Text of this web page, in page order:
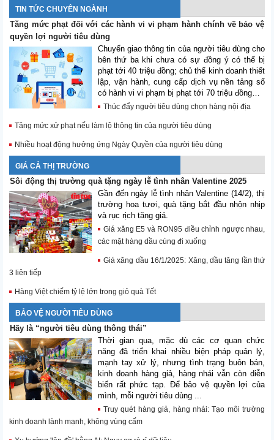
TIN TỨC CHUYÊN NGÀNH
Tăng mức phạt đối với các hành vi vi phạm hành chính về bảo vệ
quyền lợi người tiêu dùng
Chuyển giao thông tin của người tiêu dùng cho
bên thứ ba khi chưa có sự đồng ý có thể bị
phạt tới 40 triệu đồng; chủ thể kinh doanh thiết
lập, vận hành, cung cấp dịch vụ nền tảng số
có hành vi vi phạm bị phạt tới 70 triệu đồng…
Thúc đẩy người tiêu dùng chọn hàng nội địa
Tăng mức xử phạt nếu làm lộ thông tin của người tiêu dùng
Nhiều hoạt động hưởng ứng Ngày Quyền của người tiêu dùng
GIÁ CẢ THỊ TRƯỜNG
Sôi động thị trường quà tặng ngày lễ tình nhân Valentine 2025
Gần đến ngày lễ tình nhân Valentine (14/2), thị
trường hoa tươi, quà tặng bắt đầu nhộn nhịp
và rục rịch tăng giá.
Giá xăng E5 và RON95 điều chỉnh ngược nhau,
các mặt hàng dầu cùng đi xuống
Giá xăng dầu 16/1/2025: Xăng, dầu tăng lần thứ
3 liên tiếp
Hàng Việt chiếm tỷ lệ lớn trong giỏ quà Tết
BẢO VỆ NGƯỜI TIÊU DÙNG
Hãy là “người tiêu dùng thông thái”
Thời gian qua, mặc dù các cơ quan chức
năng đã triển khai nhiều biện pháp quản lý,
mạnh tay xử lý, nhưng tình trạng buôn bán,
kinh doanh hàng giả, hàng nhái vẫn còn diễn
biến rất phức tạp. Để bảo vệ quyền lợi của
mình, mỗi người tiêu dùng ...
Truy quét hàng giả, hàng nhái: Tạo môi trường
kinh doanh lành mạnh, không vùng cấm